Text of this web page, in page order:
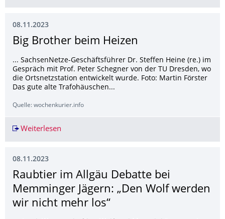
08.11.2023
Big Brother beim Heizen
... SachsenNetze-Geschäftsführer Dr. Steffen Heine (re.) im
Gespräch mit Prof. Peter Schegner von der TU Dresden, wo
die Ortsnetzstation entwickelt wurde. Foto: Martin Förster
Das gute alte Trafohäuschen...
Quelle: wochenkurier.info
Weiterlesen
08.11.2023
Raubtier im Allgäu Debatte bei
Memminger Jägern: „Den Wolf werden
wir nicht mehr los“